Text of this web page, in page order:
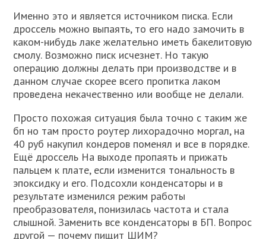
Именно это и является источником писка. Если
дроссель можно выпаять, то его надо замочить в
каком-нибудь лаке желательно иметь бакелитовую
смолу. Возможно писк исчезнет. Но такую
операцию должны делать при производстве и в
данном случае скорее всего пропитка лаком
проведена некачественно или вообще не делали.
Просто похожая ситуация была точно с таким же
бп но там просто роутер лихорадочно моргал, на
40 руб накупил кондеров поменял и все в порядке.
Ещё дроссель На выходе пропаять и прижать
пальцем к плате, если изменится тональность в
эпоксидку и его. Подсохли конденсаторы и в
результате изменился режим работы
преобразователя, понизилась частота и стала
слышной. Заменить все конденсаторы в БП. Вопрос
другой — почему пищит ШИМ?